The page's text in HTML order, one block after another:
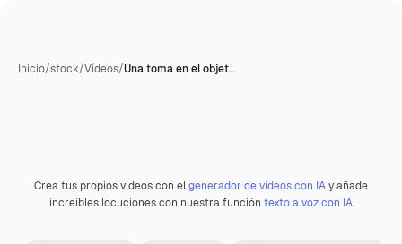
Inicio/stock/Vídeos/Una toma en el objet…
Premium
Crea tus propios vídeos con elgenerador de vídeos con IAy añade
increíbles locuciones con nuestra función texto a voz con IA